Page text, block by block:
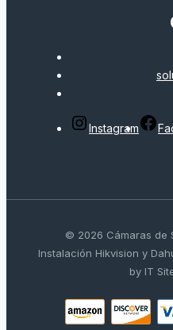
Instagram
© 2026 Cámaras de
Instalación Hikvision y
by IT